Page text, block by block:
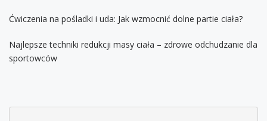
Ćwiczenia na pośladki i uda: Jak wzmocnić dolne partie ciała?
Najlepsze techniki redukcji masy ciała – zdrowe odchudzanie dla
sportowców